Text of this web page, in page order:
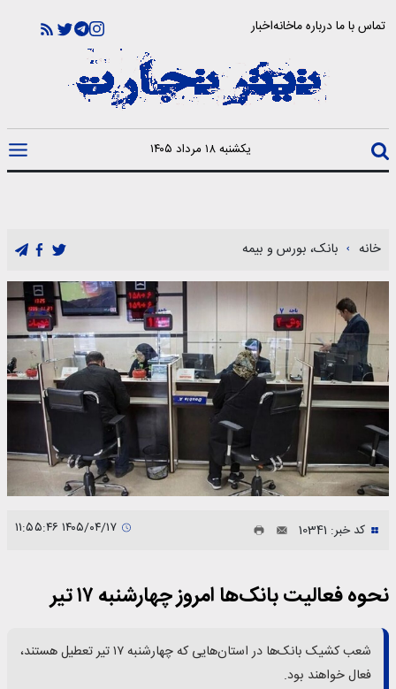
تماس با مادرباره ماخانهاخبار
یکشنبه ۱۸ مرداد ۱۴۰۵
خانه بانک، بورس و بیمه
کد خبر: 10341
نحوه فعالیت‌ بانک‌ها امروز چهارشنبه ۱۷ تیر
شعب کشیک بانک‌ها در استان‌هایی که چهارشنبه ۱۷ تیر تعطیل هستند،
فعال‌ خواهند بود.